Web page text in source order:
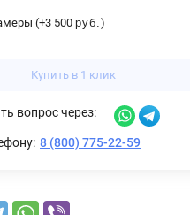
(+3 500 руб. )
Купить в 1 клик
вопрос через:
8 (800) 775-22-59